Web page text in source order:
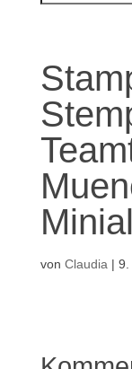
von Claudia | 9.